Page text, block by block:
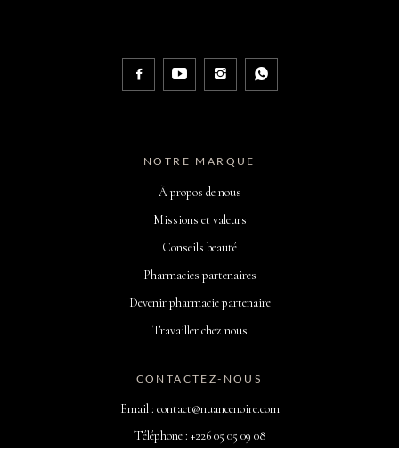
NOTRE MARQUE
À propos de nous
Missions et valeurs
Conseils beauté
Pharmacies partenaires
Devenir pharmacie partenaire
Travailler chez nous
CONTACTEZ-NOUS
Email : contact@nuancenoire.com
Téléphone : +226 05 05 09 08